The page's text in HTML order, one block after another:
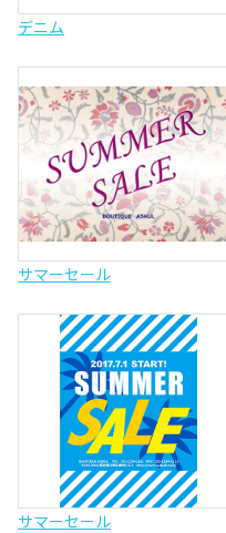
デニム
サマーセール
サマーセール